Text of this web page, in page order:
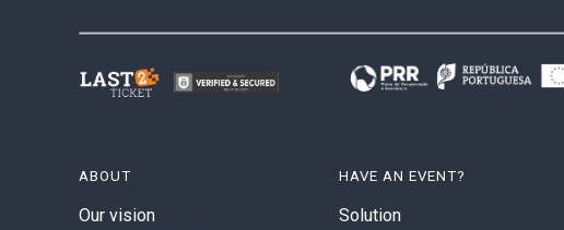
ABOUT
Our vision
HAVE AN EVENT?
Solution